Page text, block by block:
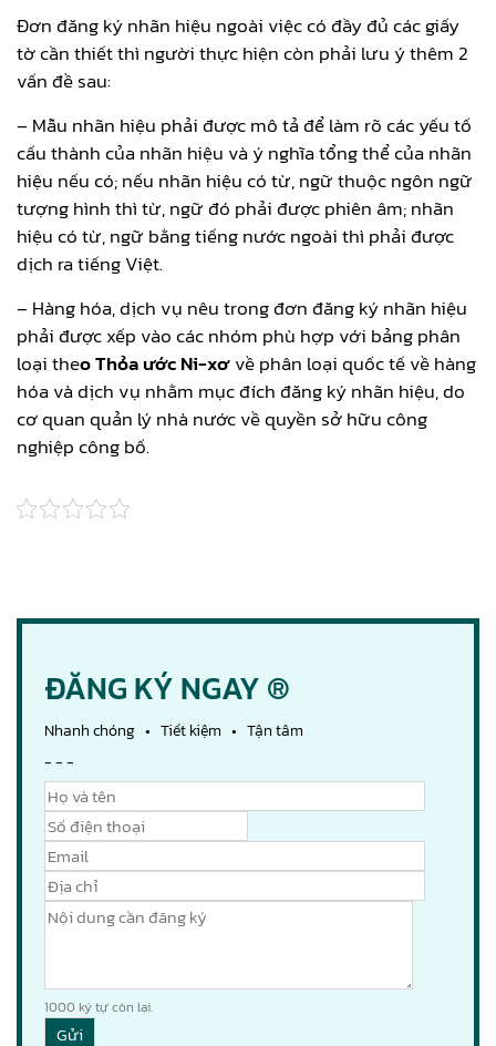
Đơn đăng ký nhãn hiệu ngoài việc có đầy đủ các giấy
tờ cần thiết thì người thực hiện còn phải lưu ý thêm 2
vấn đề sau:
– Mẫu nhãn hiệu phải được mô tả để làm rõ các yếu tố
cấu thành của nhãn hiệu và ý nghĩa tổng thể của nhãn
hiệu nếu có; nếu nhãn hiệu có từ, ngữ thuộc ngôn ngữ
tượng hình thì từ, ngữ đó phải được phiên âm; nhãn
hiệu có từ, ngữ bằng tiếng nước ngoài thì phải được
dịch ra tiếng Việt.
– Hàng hóa, dịch vụ nêu trong đơn đăng ký nhãn hiệu
phải được xếp vào các nhóm phù hợp với bảng phân
loại theo Thỏa ước Ni-xơvề phân loại quốc tế về hàng
hóa và dịch vụ nhằm mục đích đăng ký nhãn hiệu, do
cơ quan quản lý nhà nước về quyền sở hữu công
nghiệp công bố.
ĐĂNG KÝ NGAY ®
Nhanh chóng • Tiết kiệm • Tận tâm
- - -
1000 ký tự còn lại.